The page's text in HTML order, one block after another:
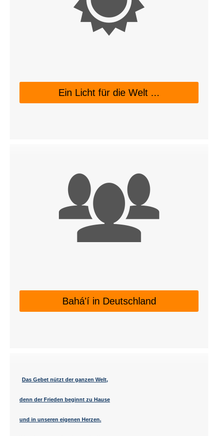
Ein Licht für die Welt ...
Bahá'í in Deutschland
Das Gebet nützt der ganzen Welt,
denn der Frieden beginnt zu Hause
und in unseren eigenen Herzen.